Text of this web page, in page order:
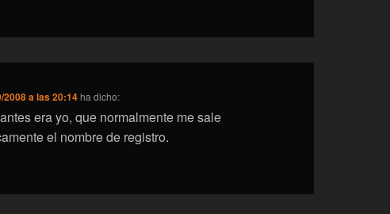
2008 a las 20:14ha dicho:
era yo, que normalmente me sale
el nombre de registro.